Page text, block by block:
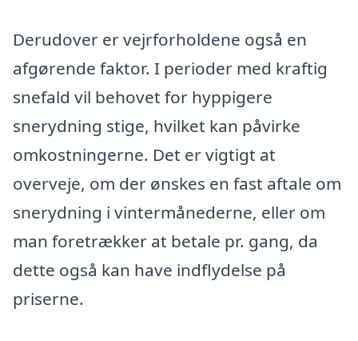
Derudover er vejrforholdene også en
afgørende faktor. I perioder med kraftig
snefald vil behovet for hyppigere
snerydning stige, hvilket kan påvirke
omkostningerne. Det er vigtigt at
overveje, om der ønskes en fast aftale om
snerydning i vintermånederne, eller om
man foretrækker at betale pr. gang, da
dette også kan have indflydelse på
priserne.